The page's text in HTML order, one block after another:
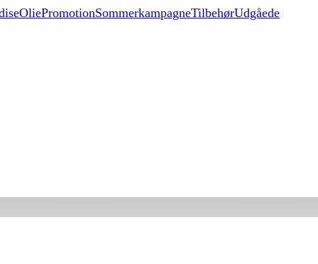
OliePromotionSommerkampagneTilbehørUdgåede